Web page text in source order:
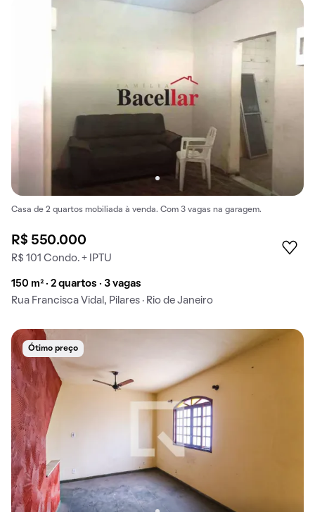
Casa de 2 quartos mobiliada à venda. Com 3 vagas na garagem.
R$ 550.000
R$ 101 Condo. + IPTU
150 m² · 2 quartos · 3 vagas
Rua Francisca Vidal, Pilares · Rio de Janeiro
Ótimo preço